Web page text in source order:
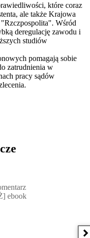
które coraz
ale także Krajowa
Wśród
deregulację zawodu i
studiów
pomagają sobie
zatrudnienia w
pracy sądów
ebook